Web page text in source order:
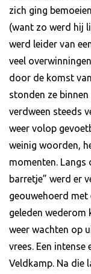
zich ging
(want zo werd hij
werd leider van
veel
door de komst
stonden ze
verdween steeds
weer volop
weinig woorden,
momenten. Langs
barretje” werd er
geouwehoerd met
geleden wederom
weer wachten op
vrees. Een
Veldkamp. Na die